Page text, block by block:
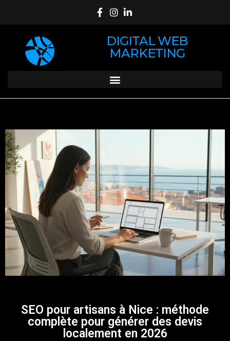
DIGITAL WEB
MARKETING
SEO pour artisans à Nice : méthode
complète pour générer des devis
localement en 2026